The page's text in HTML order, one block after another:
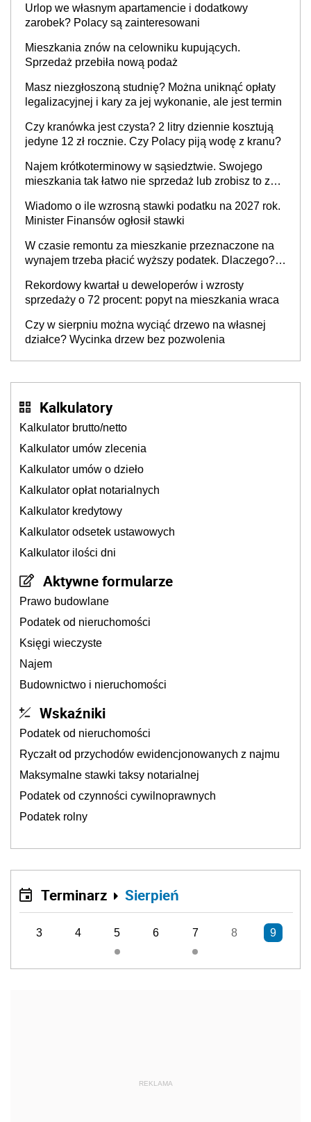
Urlop we własnym apartamencie i dodatkowy
zarobek? Polacy są zainteresowani
Mieszkania znów na celowniku kupujących.
Sprzedaż przebiła nową podaż
Masz niezgłoszoną studnię? Można uniknąć opłaty
legalizacyjnej i kary za jej wykonanie, ale jest termin
Czy kranówka jest czysta? 2 litry dziennie kosztują
jedyne 12 zł rocznie. Czy Polacy piją wodę z kranu?
Najem krótkoterminowy w sąsiedztwie. Swojego
mieszkania tak łatwo nie sprzedaż lub zrobisz to ze
Wiadomo o ile wzrosną stawki podatku na 2027 rok.
Minister Finansów ogłosił stawki
W czasie remontu za mieszkanie przeznaczone na
wynajem trzeba płacić wyższy podatek. Dlaczego?
Rekordowy kwartał u deweloperów i wzrosty
sprzedaży o 72 procent: popyt na mieszkania wraca
Czy w sierpniu można wyciąć drzewo na własnej
działce? Wycinka drzew bez pozwolenia
Kalkulatory
Kalkulator brutto/netto
Kalkulator umów zlecenia
Kalkulator umów o dzieło
Kalkulator opłat notarialnych
Kalkulator kredytowy
Kalkulator odsetek ustawowych
Kalkulator ilości dni
Aktywne formularze
Prawo budowlane
Podatek od nieruchomości
Księgi wieczyste
Najem
Budownictwo i nieruchomości
Wskaźniki
Podatek od nieruchomości
Ryczałt od przychodów ewidencjonowanych z najmu
Maksymalne stawki taksy notarialnej
Podatek od czynności cywilnoprawnych
Podatek rolny
Terminarz Sierpień
3 4 5 6 7 8 9
REKLAMA